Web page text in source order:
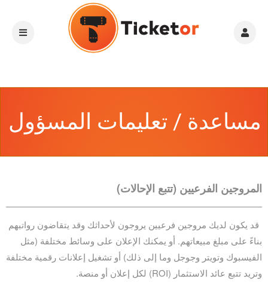
مساعدة / تعليمات المسؤول
المروجين الفرعيين (تتبع الإحالات)
قد يكون لديك مروجين فرعيين يروجون لأحداثك وقد يتقاضون رواتبهم
بناءً على مبلغ مبيعاتهم. أو يمكنك الإعلان على وسائط مختلفة (مثل
الفيسبوك وتويتر وجوجل وما إلى ذلك) أو تشغيل إعلانات رقمية مختلفة
وتريد تتبع عائد الاستثمار (ROI) لكل إعلان أو منصة.